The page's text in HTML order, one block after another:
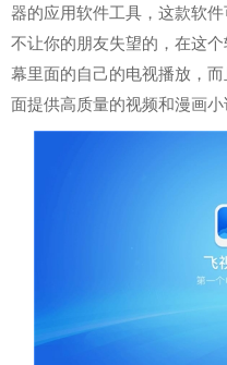
器的应用软件工具，这款软
不让你的朋友失望的，在这
幕里面的自己的电视播放，
面提供高质量的视频和漫画小